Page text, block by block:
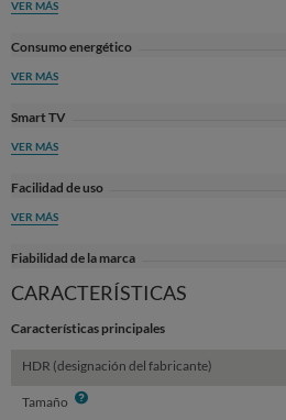
VER MÁS
Consumo energético
VER MÁS
Smart TV
VER MÁS
Facilidad de uso
VER MÁS
Fiabilidad de la marca
CARACTERÍSTICAS
Características principales
HDR (designación del fabricante)
Tamaño Info